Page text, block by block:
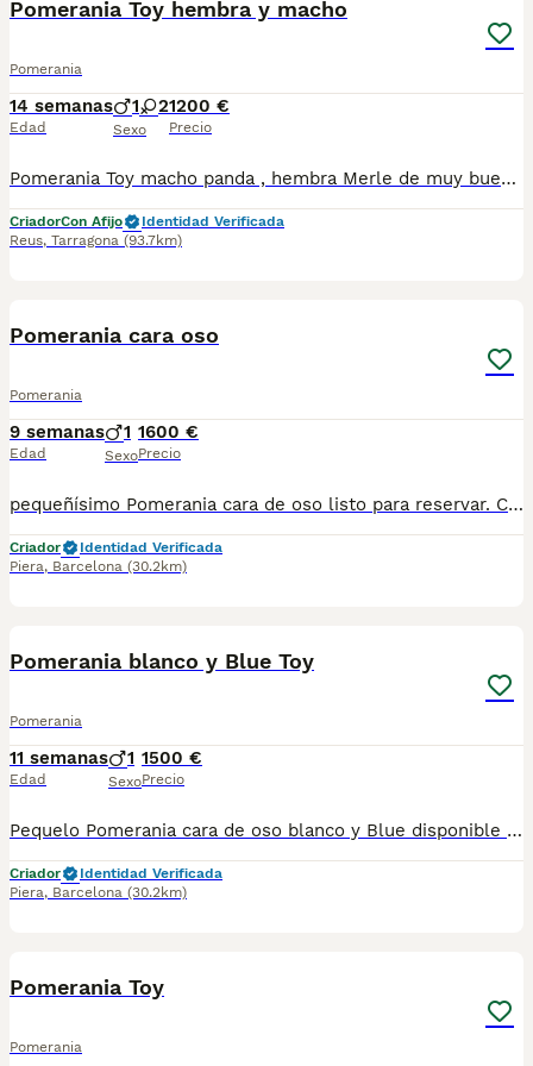
Pomerania Toy hembra y macho
Pomerania
14 semanas
Edad
1 2
Sexo
1200 €
Precio
Pomerania Toy macho panda , hembra Merle de muy buena calidad criados en ambiente familiar con cartilla sanitaria vacunas chip desparasitación con garantía víricas y congenitas Macho 1200 Hembra 1400 Hembra 1800
CriadorCon Afijo
Identidad Verificada
Reus, Tarragona (93.7km)
Pomerania cara oso
Pomerania
9 semanas
Edad
1
Sexo
1600 €
Precio
pequeñísimo Pomerania cara de oso listo para reservar. Centro Canino Vallbonica es mucho más que un centro de cría , es un equipo amante de los animales y apasionados con su trabajo y muy comprometidos con el bienestar animal. Somos Criadores directos, sin intermediarios, con más de 20 años de experiencia y Apostamos por una cría responsable y una cuidada selección de nuestros progenitores. TODOS nuestros bebés nacen y se crían en nuestras instalaciones rodeados de naturaleza y cariño , asegurando así un correcto desarrollo y una magnífica socialización, consiguiendo en cada ejemplar un carácter juguetón y extrovertido algo primordial para su adaptación como un miembro más en tu familia . Se entregan con carnet de vacunas correspondiente a su edad , desparasitados y microchip implantado y activado en registro de Anicom. Facilitamos junto al cachorro contrato de compra con garantías víricas de 15 días y congénitas de 1 año . Contamos con un gran equipo de profesionales entre los que se encuentran educadores, auxiliares y Veterinarios ofreciendo los controles sanitarios necesarios así como continua vigilancia asesorándote durante todos el proceso y al llegar a casa. Hacemos envíos a toda España con empresa de transporte privado, proporcionando un viaje confortable y ofreciendo las atenciones necesarias a nuestros bebés . Nuestros precios son REALES ( incluye el IVA) y sin sorpresas finales . Si estás interesado en alguno de nuestros ejemplares solicita información sin compromiso. También atendemos vía WhatsApp ☎️722269698 - 722374274 📍Piera (Barcelona)
Criador
Identidad Verificada
Piera, Barcelona (30.2km)
Pomerania blanco y Blue Toy
Pomerania
11 semanas
Edad
1
Sexo
1500 €
Precio
Pequelo Pomerania cara de oso blanco y Blue disponible . Centro Canino Vallbonica es mucho más que un centro de cría , es un equipo amante de los animales y apasionados con su trabajo y muy comprometidos con el bienestar animal. Somos Criadores directos, sin intermediarios, con más de 20 años de experiencia y Apostamos por una cría responsable y una cuidada selección de nuestros progenitores. TODOS nuestros bebés nacen y se crían en nuestras instalaciones rodeados de naturaleza y cariño , asegurando así un correcto desarrollo y una magnífica socialización, consiguiendo en cada ejemplar un carácter juguetón y extrovertido algo primordial para su adaptación como un miembro más en tu familia . Se entregan con carnet de vacunas correspondiente a su edad , desparasitados y microchip implantado y activado en registro de Anicom. Facilitamos junto al cachorro contrato de compra con garantías víricas de 15 días y congénitas de 1 año . Contamos con un gran equipo de profesionales entre los que se encuentran educadores, auxiliares y Veterinarios ofreciendo los controles sanitarios necesarios así como continua vigilancia asesorándote durante todos el proceso y al llegar a casa. Hacemos envíos a toda España con empresa de transporte privado, proporcionando un viaje confortable y ofreciendo las atenciones necesarias a nuestros bebés . Nuestros precios son REALES ( incluye el IVA) y sin sorpresas finales . Si estás interesado en alguno de nuestros ejemplares solicita información sin compromiso. También atendemos vía WhatsApp ☎️722269698 - 722374274 📍Piera (Barcelona)
Criador
Identidad Verificada
Piera, Barcelona (30.2km)
Pomerania Toy
Pomerania